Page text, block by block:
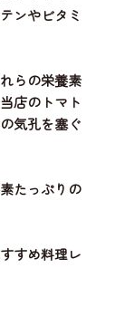
ンやビタミ
らの栄養素
店のトマト
気孔を塞ぐ
たっぷりの
すめ料理レ